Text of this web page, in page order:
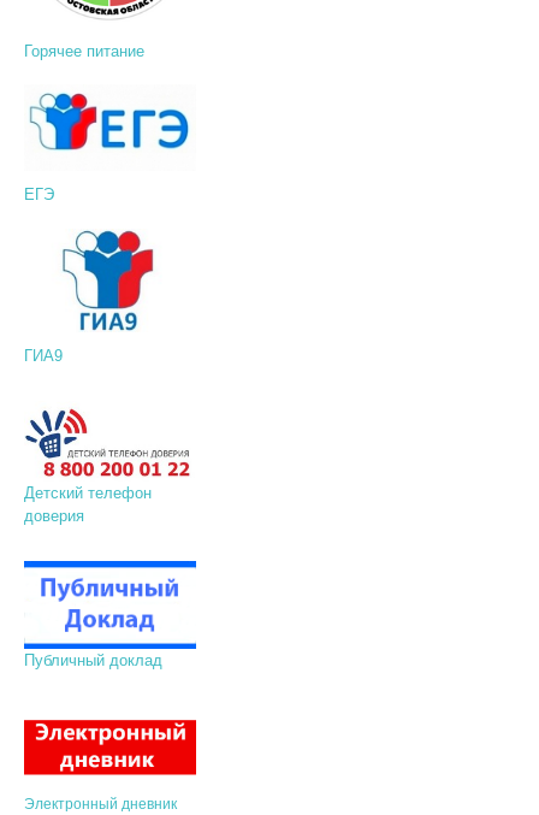
Горячее питание
ЕГЭ
ГИА9
Детский телефон
доверия
Публичный доклад
Электронный дневник